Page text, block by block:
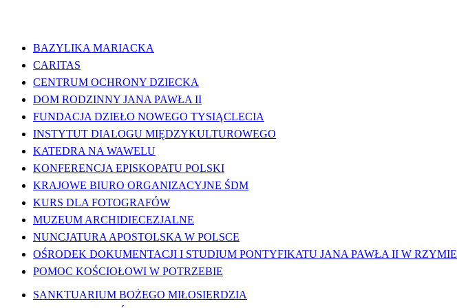
BAZYLIKA MARIACKA
CARITAS
CENTRUM OCHRONY DZIECKA
DOM RODZINNY JANA PAWŁA II
FUNDACJA DZIEŁO NOWEGO TYSIĄCLECIA
INSTYTUT DIALOGU MIĘDZYKULTUROWEGO
KATEDRA NA WAWELU
KONFERENCJA EPISKOPATU POLSKI
KRAJOWE BIURO ORGANIZACYJNE ŚDM
KURS DLA FOTOGRAFÓW
MUZEUM ARCHIDIECEZJALNE
NUNCJATURA APOSTOLSKA W POLSCE
OŚRODEK DOKUMENTACJI I STUDIUM PONTYFIKATU JANA PAWŁA II W RZYMIE
POMOC KOŚCIOŁOWI W POTRZEBIE
SANKTUARIUM BOŻEGO MIŁOSIERDZIA